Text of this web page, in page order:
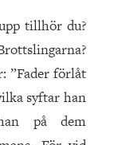
tillhör du?
”Fader förlåt
syftar han
på dem